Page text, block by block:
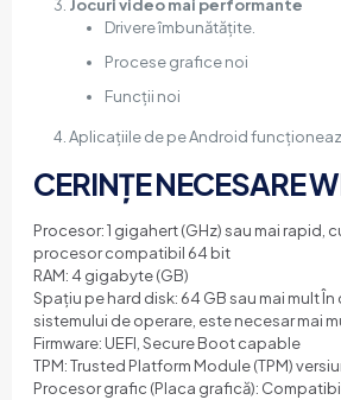
Jocuri video mai performante
Drivere îmbunătățite.
Procese grafice noi
Funcții noi
Aplicațiile de pe Android
CERINȚE NECESARE
Procesor: 1 gigahert (GHz) sau mai rapid,
procesor compatibil 64 bit
RAM: 4 gigabyte (GB)
Spațiu pe hard disk: 64 GB sau mai mult
sistemului de operare, este necesar mai
Firmware: UEFI, Secure Boot capable
TPM: Trusted Platform Module (TPM)
Procesor grafic (Placa grafică):